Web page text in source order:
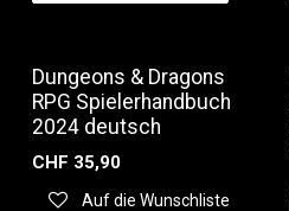
Dungeons & Dragons
RPG Spielerhandbuch
2024 deutsch
CHF 35,90
Auf die Wunschliste